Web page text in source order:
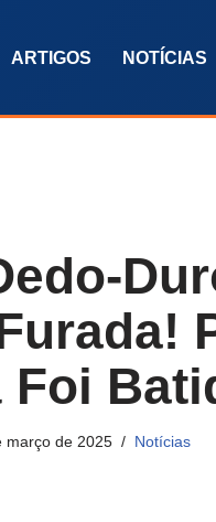
ARTIGOS NOTÍCIAS
Foi
março de 2025 Notícias